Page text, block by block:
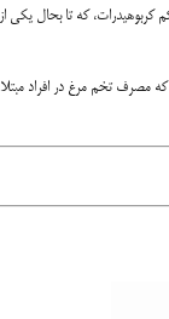
که تا بحال یکی از
مصرف تخم مرغ در افراد مبتلا